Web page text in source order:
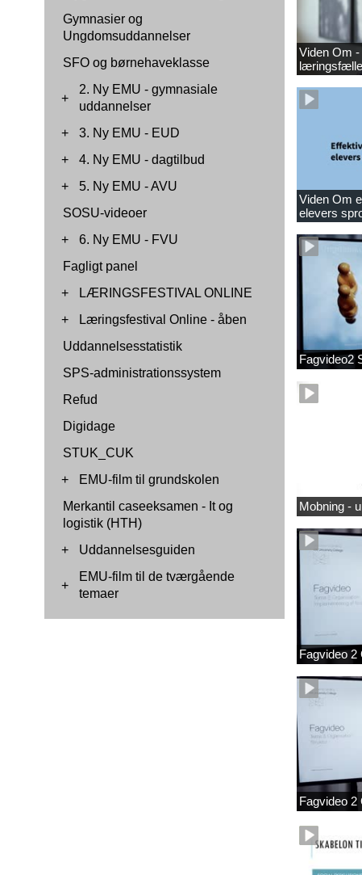
Gymnasier og
Ungdomsuddannelser
SFO og børnehaveklasse
+
2. Ny EMU - gymnasiale
uddannelser
+
3. Ny EMU - EUD
+
4. Ny EMU - dagtilbud
+
5. Ny EMU - AVU
SOSU-videoer
+
6. Ny EMU - FVU
Fagligt panel
+
LÆRINGSFESTIVAL ONLINE
+
Læringsfestival Online - åben
Uddannelsesstatistik
SPS-administrationssystem
Refud
Digidage
STUK_CUK
+
EMU-film til grundskolen
Merkantil caseeksamen - It og
logistik (HTH)
+
Uddannelsesguiden
+
EMU-film til de tværgående
temaer
Viden Om
Viden Om
elevers
Fagvideo2
Mobning -
Fagvideo 2
Fagvideo 2